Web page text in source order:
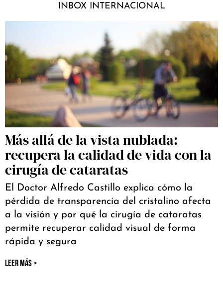
INBOX INTERNACIONAL
Más allá de la vista nublada:
recupera la calidad de vida con la
cirugía de cataratas
El Doctor Alfredo Castillo explica cómo la
pérdida de transparencia del cristalino afecta
a la visión y por qué la cirugía de cataratas
permite recuperar calidad visual de forma
rápida y segura
LEER MÁS >